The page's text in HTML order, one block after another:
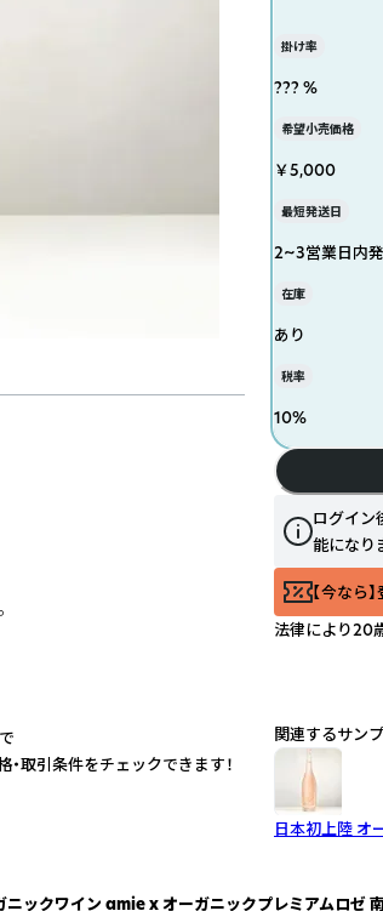
掛け率
??? %
希望小売価格
￥5,000
最短発送日
2~3営業日内
在庫
あり
税率
10%
ログイン
能になり
【今なら
法律により20
関連するサン
日本初上陸 オ
ニックワイン amie x オーガニックプレミアムロゼ
・取引条件をチェックできます！